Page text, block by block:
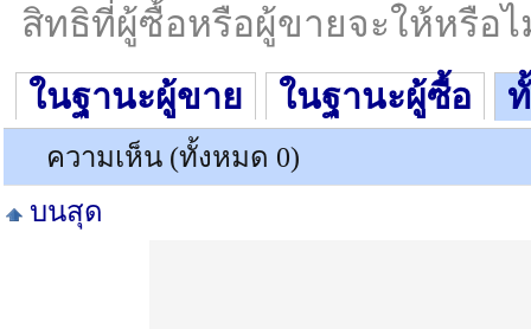
สิทธิที่ผู้ซื้อหรือผู้ขายจะให้หรือไ
ในฐานะผู้ขาย ในฐานะผู้ซื้อ
ความเห็น (ทั้งหมด 0)
บนสุด